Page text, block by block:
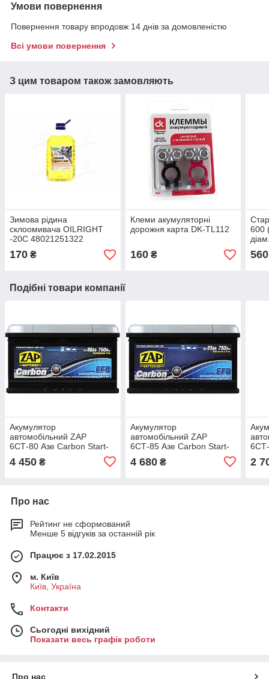
Умови повернення
Повернення товару впродовж 14 днів за домовленістю
Всі умови повернення
З цим товаром також замовляють
Зимова рідина
склоомивача OILRIGHT
-20C 48021251322
170 ₴
Клеми акумуляторні
дорожня карта DK-TL112
160₴
600
560
Подібні товари компанії
Акумулятор
автомобільний ZAP
6СТ-80 Азе Carbon Start-
4 450 ₴
Акумулятор
автомобільний ZAP
6СТ-85 Азе Carbon Start-
4 680₴ 2
Про нас
Рейтинг не сформований
Менше 5 відгуків за останній рік
Працює з 17.02.2015
м. Київ
Київ, Україна
Контакти
Сьогодні вихідний
Показати весь графік роботи
Про нас